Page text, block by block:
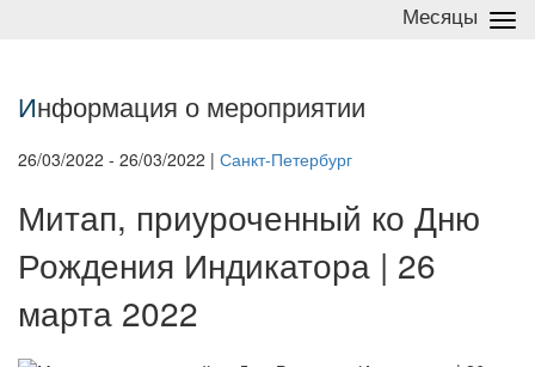
Месяцы
Информация о мероприятии
26/03/2022 - 26/03/2022 | Санкт-Петербург
Митап, приуроченный ко Дню
Рождения Индикатора | 26
марта 2022